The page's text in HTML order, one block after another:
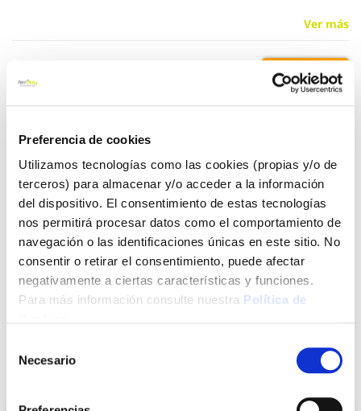
Preferencia de cookies
Utilizamos tecnologías como las cookies (propias y/o de
terceros) para almacenar y/o acceder a la información
del dispositivo. El consentimiento de estas tecnologías
nos permitirá procesar datos como el comportamiento de
navegación o las identificaciones únicas en este sitio. No
consentir o retirar el consentimiento, puede afectar
negativamente a ciertas características y funciones.
Para más información consulte nuestra Política de
Necesario
Ver más
5,58 €
Click&Collect - Recogida gratis
en nuestras tiendas
Envío a domicilio:
5 días hábiles
+ INFO